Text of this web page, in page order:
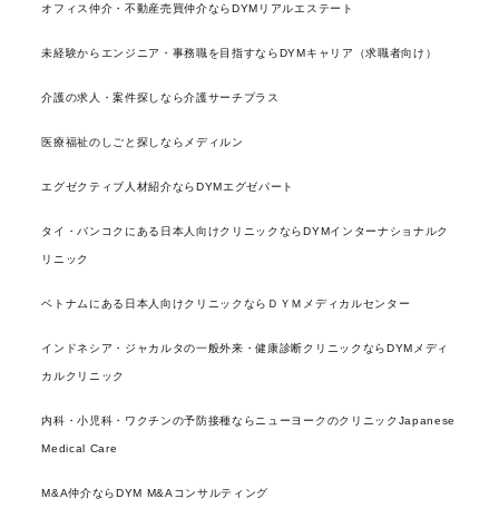
オフィス仲介・不動産売買仲介ならDYMリアルエステート
未経験からエンジニア・事務職を目指すならDYMキャリア（求職者向け）
介護の求人・案件探しなら介護サーチプラス
医療福祉のしごと探しならメディルン
エグゼクティブ人材紹介ならDYMエグゼパート
タイ・バンコクにある日本人向けクリニックならDYMインターナショナルク
リニック
ベトナムにある日本人向けクリニックならＤＹＭメディカルセンター
インドネシア・ジャカルタの一般外来・健康診断クリニックならDYMメディ
カルクリニック
内科・小児科・ワクチンの予防接種ならニューヨークのクリニックJapanese
Medical Care
M&A仲介ならDYM M&Aコンサルティング